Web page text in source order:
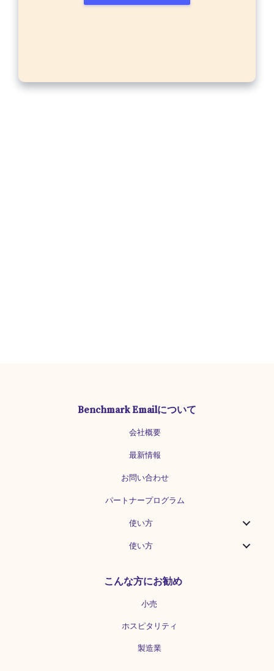
Benchmark Emailについて
会社概要
最新情報
お問い合わせ
パートナープログラム
使い方
使い方
こんな方にお勧め
小売
ホスピタリティ
製造業